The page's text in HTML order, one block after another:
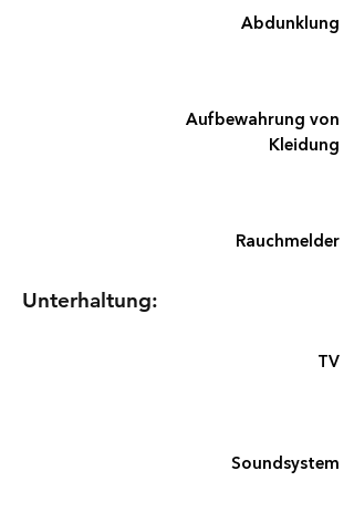
Abdunklung
Aufbewahrung von
Kleidung
Rauchmelder
Unterhaltung:
TV
Soundsystem